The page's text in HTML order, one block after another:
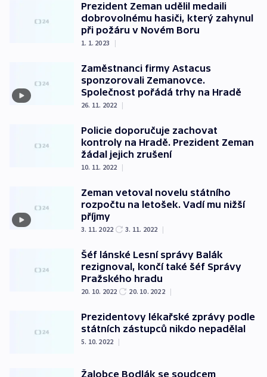
Prezident Zeman udělil medaili
dobrovolnému hasiči, který zahynul
při požáru v Novém Boru
1. 1. 2023 |
Zaměstnanci firmy Astacus
sponzorovali Zemanovce.
Společnost pořádá trhy na Hradě
26. 11. 2022 |
Policie doporučuje zachovat
kontroly na Hradě. Prezident Zeman
žádal jejich zrušení
10. 11. 2022 |
Zeman vetoval novelu státního
rozpočtu na letošek. Vadí mu nižší
příjmy
3. 11. 2022 3. 11. 2022 |
Šéf lánské Lesní správy Balák
rezignoval, končí také šéf Správy
Pražského hradu
20. 10. 2022 20. 10. 2022 |
Prezidentovy lékařské zprávy podle
státních zástupců nikdo nepadělal
5. 10. 2022 |
Žalobce Bodlák se soudcem